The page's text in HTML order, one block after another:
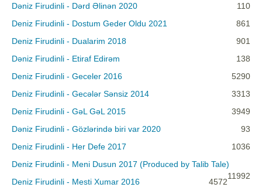
Dəniz Firudinli - Dərd Əlinən 2020
110
Deniz Firudinli - Dostum Geder Oldu 2021
861
Deniz Firudinli - Dualarim 2018
901
Dəniz Firudinli - Etiraf Edirəm
138
Deniz Firudinli - Geceler 2016
5290
Deniz Firudinli - Gecələr Sənsiz 2014
3313
Deniz Firudinli - GəL GəL 2015
3949
Dəniz Firudinli - Gözlərində biri var 2020
93
Deniz Firudinli - Her Defe 2017
1036
Deniz Firudinli - Meni Dusun 2017 (Produced by Talib Tale)
11992
Deniz Firudinli - Mesti Xumar 2016
4572